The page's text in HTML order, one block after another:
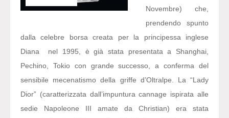
Novembre) che,
prendendo spunto
dalla celebre borsa creata per la principessa inglese
Diana nel 1995, è già stata presentata a Shanghai,
Pechino, Tokio con grande successo, a conferma del
sensibile mecenatismo della griffe d’Oltralpe. La “Lady
Dior” (caratterizzata dall’impuntura cannage ispirata alle
sedie Napoleone III amate da Christian) era stata